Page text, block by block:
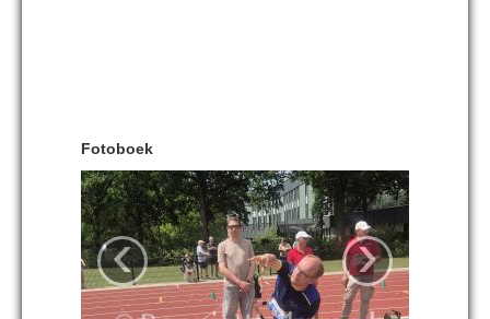
Fotoboek
‹ ›